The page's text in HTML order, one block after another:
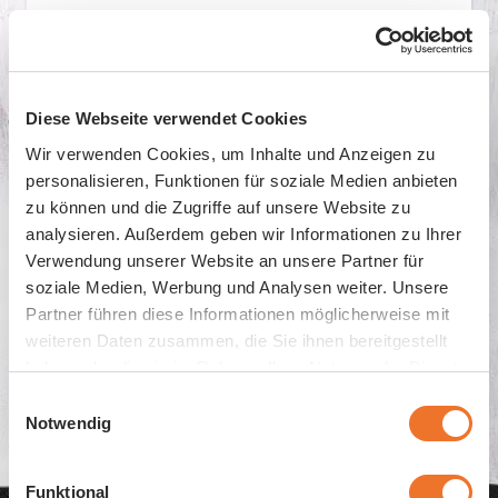
Diese Webseite verwendet Cookies
Wir verwenden Cookies, um Inhalte und Anzeigen zu
personalisieren, Funktionen für soziale Medien anbieten
zu können und die Zugriffe auf unsere Website zu
analysieren. Außerdem geben wir Informationen zu Ihrer
Verwendung unserer Website an unsere Partner für
soziale Medien, Werbung und Analysen weiter. Unsere
Partner führen diese Informationen möglicherweise mit
weiteren Daten zusammen, die Sie ihnen bereitgestellt
haben oder die sie im Rahmen Ihrer Nutzung der Dienste
Notwendig
Funktional
Gemäss unserem ständigen
Streben, Bewährtes immer an die
neuesten Ansprüche anzupassen,
wurden alle Rezepturen
grundlegend überarbeitet und
konsequent verfeinert.
Produkte anzeigen